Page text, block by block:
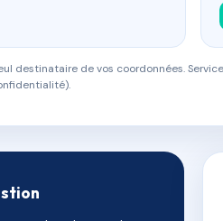
destinataire de vos coordonnées.